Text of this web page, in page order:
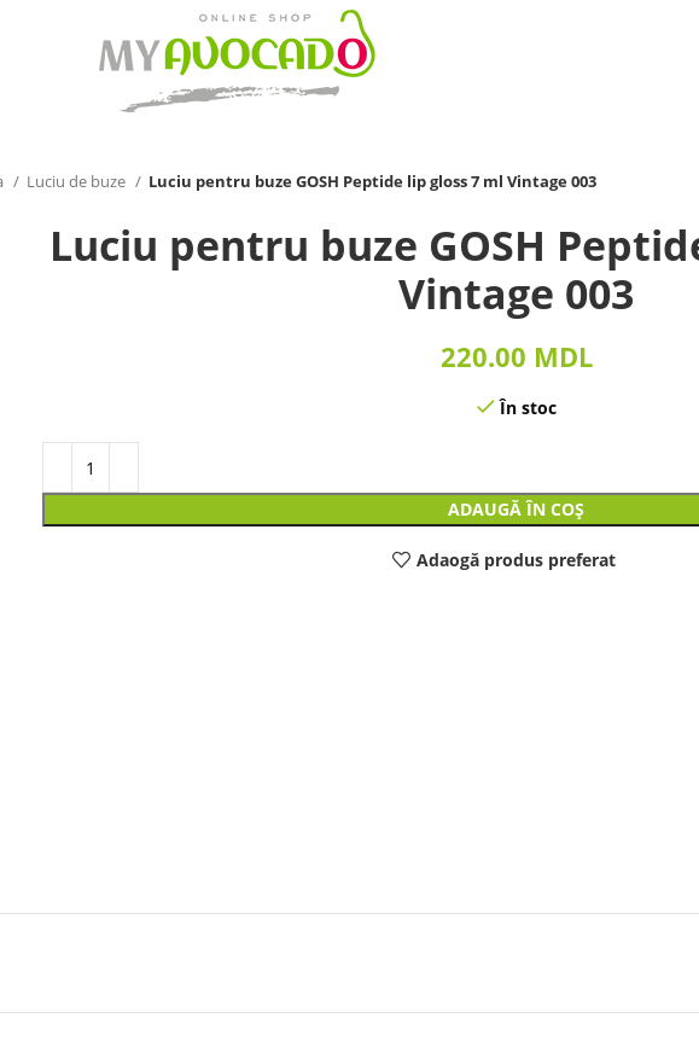
Luciu de buze Luciu pentru buze GOSH Peptide lip gloss 7 ml Vintage 003
Luciu pentru buze GOSH
Vintage 003
220.00 MDL
În stoc
ADAUGĂ ÎN COȘ
Adaogă produs preferat